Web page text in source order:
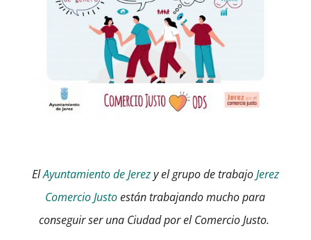
ElAyuntamiento de Jerezy el grupo de trabajoJerez
Comercio Justoestán trabajando mucho para
conseguir ser una Ciudad por el Comercio Justo.